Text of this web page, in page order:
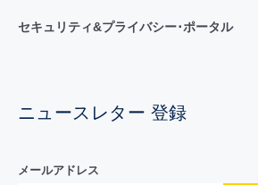
セキュリティ&プライバシー･ポータル
ニュースレター 登録
メールアドレス